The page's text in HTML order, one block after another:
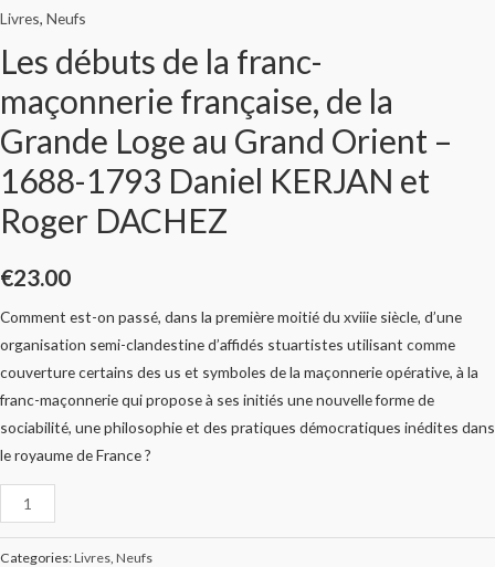
Livres, Neufs
Les débuts de la franc-
maçonnerie française, de la
Grande Loge au Grand Orient –
1688-1793 Daniel KERJAN et
Roger DACHEZ
€23.00
Comment est-on passé, dans la première moitié du xviiie siècle, d’une
organisation semi-clandestine d’affidés stuartistes utilisant comme
couverture certains des us et symboles de la maçonnerie opérative, à la
franc-maçonnerie qui propose à ses initiés une nouvelle forme de
sociabilité, une philosophie et des pratiques démocratiques inédites dans
le royaume de France ?
Categories:Livres Neufs